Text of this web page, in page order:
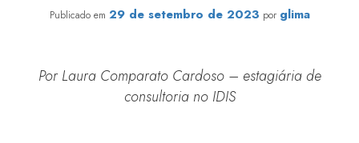
Publicado em 29 de setembro de 2023 por glima
PorLaura Comparato Cardoso – estagiária de
consultoria no IDIS